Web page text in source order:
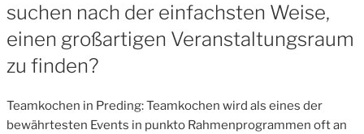
suchen nach der einfachsten Weise,
einen großartigen Veranstaltungsraum
zu finden?
Teamkochen in Preding: Teamkochen wird als eines der
bewährtesten Events in punkto Rahmenprogrammen oft an